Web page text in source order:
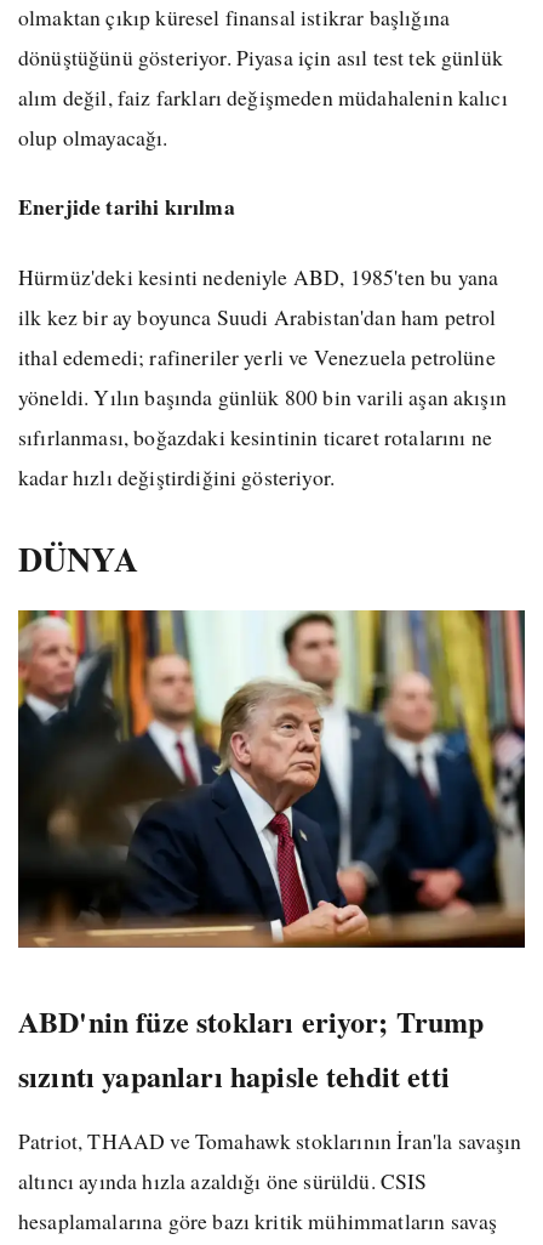
olmaktan çıkıp küresel finansal istikrar başlığına
dönüştüğünü gösteriyor. Piyasa için asıl test tek günlük
alım değil, faiz farkları değişmeden müdahalenin kalıcı
olup olmayacağı.
Enerjide tarihi kırılma
Hürmüz'deki kesinti nedeniyle ABD, 1985'ten bu yana
ilk kez bir ay boyunca Suudi Arabistan'dan ham petrol
ithal edemedi; rafineriler yerli ve Venezuela petrolüne
yöneldi. Yılın başında günlük 800 bin varili aşan akışın
sıfırlanması, boğazdaki kesintinin ticaret rotalarını ne
kadar hızlı değiştirdiğini gösteriyor.
DÜNYA
ABD'nin füze stokları eriyor; Trump
sızıntı yapanları hapisle tehdit etti
Patriot, THAAD ve Tomahawk stoklarının İran'la savaşın
altıncı ayında hızla azaldığı öne sürüldü. CSIS
hesaplamalarına göre bazı kritik mühimmatların savaş